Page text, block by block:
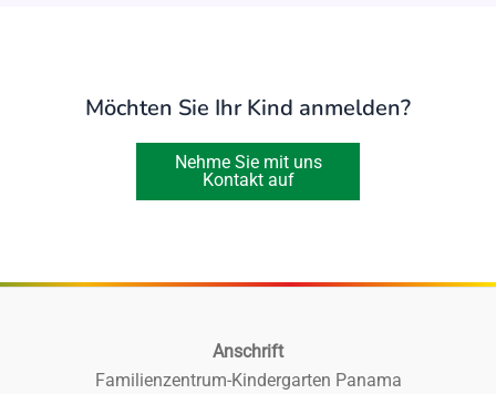
Möchten Sie Ihr Kind anmelden?
Nehme Sie mit uns
Kontakt auf
Anschrift
Familienzentrum-Kindergarten Panama